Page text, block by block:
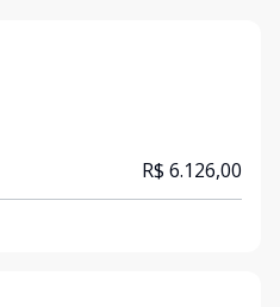
R$ 6.126,00